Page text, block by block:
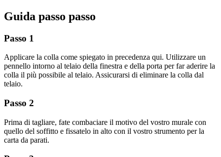
Guida passo passo
Passo 1
Applicare la colla come spiegato in precedenza qui. Utilizzare un
pennello intorno al telaio della finestra e della porta per far aderire la
colla il più possibile al telaio. Assicurarsi di eliminare la colla dal
telaio.
Passo 2
Prima di tagliare, fate combaciare il motivo del vostro murale con
quello del soffitto e fissatelo in alto con il vostro strumento per la
carta da parati.